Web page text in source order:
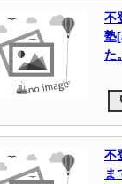
不
塾
た。
不
ま